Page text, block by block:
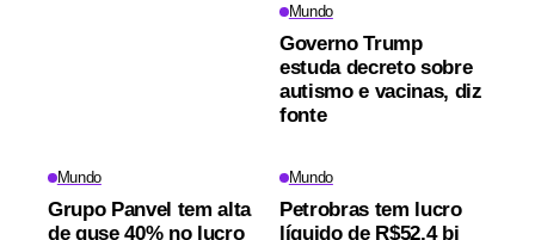
Mundo
Governo Trump
estuda decreto sobre
autismo e vacinas, diz
fonte
Mundo
Grupo Panvel tem alta
de quse 40% no lucro
Mundo
Petrobras tem lucro
líquido de R$52,4 bi